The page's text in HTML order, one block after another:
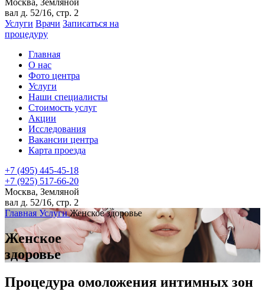
Москва, Земляной
вал д. 52/16, стр. 2
Услуги Врачи Записаться на
процедуру
Главная
О нас
Фото центра
Услуги
Наши специалисты
Стоимость услуг
Акции
Исследования
Вакансии центра
Карта проезда
+7 (495) 445-45-18
+7 (925) 517-66-20
Москва, Земляной
вал д. 52/16, стр. 2
Главная Услуги Женское здоровье
Женское
здоровье
Процедура омоложения интимных зон